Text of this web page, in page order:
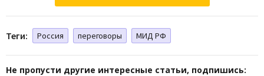
Теги: Россия переговоры МИД РФ
Не пропусти другие интересные статьи, подпишись: